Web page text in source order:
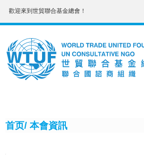
歡迎來到世貿聯合基金總會！
首页/ 本會資訊